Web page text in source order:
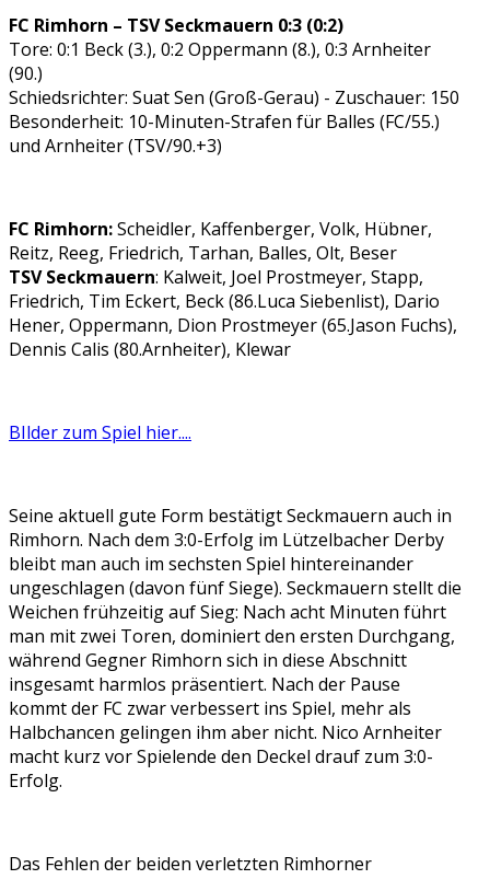
FC Rimhorn – TSV Seckmauern 0:3 (0:2)
Tore: 0:1 Beck (3.), 0:2 Oppermann (8.), 0:3 Arnheiter
(90.)
Schiedsrichter: Suat Sen (Groß-Gerau) - Zuschauer: 150
Besonderheit: 10-Minuten-Strafen für Balles (FC/55.)
und Arnheiter (TSV/90.+3)
FC Rimhorn:Scheidler, Kaffenberger, Volk, Hübner,
Reitz, Reeg, Friedrich, Tarhan, Balles, Olt, Beser
TSV Seckmauern: Kalweit, Joel Prostmeyer, Stapp,
Friedrich, Tim Eckert, Beck (86.Luca Siebenlist), Dario
Hener, Oppermann, Dion Prostmeyer (65.Jason Fuchs),
Dennis Calis (80.Arnheiter), Klewar
BIlder zum Spiel hier....
Seine aktuell gute Form bestätigt Seckmauern auch in
Rimhorn. Nach dem 3:0-Erfolg im Lützelbacher Derby
bleibt man auch im sechsten Spiel hintereinander
ungeschlagen (davon fünf Siege). Seckmauern stellt die
Weichen frühzeitig auf Sieg: Nach acht Minuten führt
man mit zwei Toren, dominiert den ersten Durchgang,
während Gegner Rimhorn sich in diese Abschnitt
insgesamt harmlos präsentiert. Nach der Pause
kommt der FC zwar verbessert ins Spiel, mehr als
Halbchancen gelingen ihm aber nicht. Nico Arnheiter
macht kurz vor Spielende den Deckel drauf zum 3:0-
Erfolg.
Das Fehlen der beiden verletzten Rimhorner